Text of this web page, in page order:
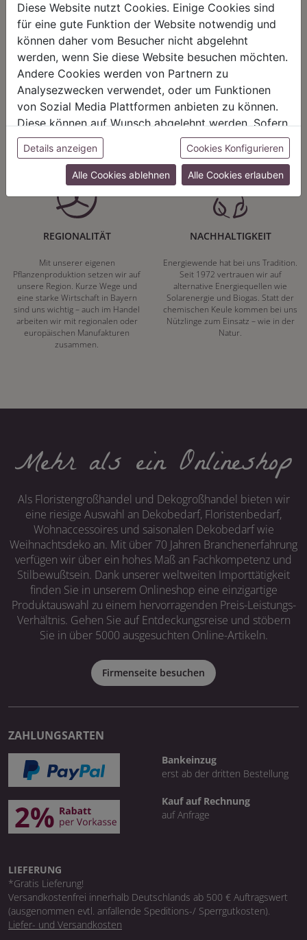
HARMONIE
Unser Sortiment steht für ein
positives Lebensgefühl. Wir
schenken natürliche, stilvolle
Momente für harmonische Stunden
zu Hause – den Ort, an dem
Menschen sich geborgen fühlen und
positive Energie schöpfen.
FAIRNESS
Nicht immer ist der günstigste Preis
auch ein guter Preis. Wir handeln
fair – im Hinblick auf unsere
Kalkulation, angemessene
Entlohnung und unsere
nachhaltigen, gewachsenen
Geschäftsbeziehungen.
REGIONALITÄT
Mit unserer eigenen
Pflanzenproduktion setzen wir auf
unsere Region. Kurze Wege und
eine starke Wirtschaft in Bayern
sind uns wichtig – auch im Handel
arbeiten wir mit regionalen oder
europäischen Manufakturen
zusammen.
NACHHALTIGKEIT
Energiewende hat bei uns Tradition.
Seit 1972 vertrauen wir auf
alternative Energiequellen wie
Solarenergie und Biogas. Statt der
chemischen Keule kommen bei uns
Nützlinge zum Einsatz – wie in der
Natur.
Mehr als ein Onlineshop
Als Floristengroßhandel und Dekogroßhandel bieten wir
eine riesige Auswahl an Dekobedarf, Floristenbedarf,
Wohnaccessoires und saisonalen Dekobedarf wie
Weihnachtsdeko an. Mit über 70 Jahren Branchenerfahrung
verfügen wir über ein hohes Maß an Fachkompetenz und
Stilbewußtsein. Dank unserer weltweiten Importtätigkeit
finden Sie in unserem Onlineshop eine einzigartige
Produktauswahl zu einem hervorragenden Preis-Leistungs-
Verhältnis. Gehen Sie auf Entdeckungsreise und stöbern
Sie in über 5000 ausgesuchten Online-Artikeln.
Firmenseite besuchen
ZAHLUNGSARTEN
Bankeinzug
erst ab der dritten Bestellung
Kauf auf Rechnung
auf Anfrage
LIEFERUNG
*Gratis Lieferung!
Versandkostenfrei innerhalb Deutschlands ab 500 € Auftragswert
(ausgenommen evtl. anfallende Speditions-/ Sperrgutkosten).
Liefer- und Versandkosten
Diese Website nutzt Cookies. Einige Cookies sind
für eine gute Funktion der Website notwendig und
können daher vom Besucher nicht abgelehnt
werden, wenn Sie diese Website besuchen möchten.
Andere Cookies werden von Partnern zu
Analysezwecken verwendet, oder um Funktionen
von Sozial Media Plattformen anbieten zu können.
Diese können auf Wunsch abgelehnt werden. Sofern
sie unsere Webseite weiter nutzen, geben Sie
Einwilligung zu unseren Cookies.
Details anzeigen Cookies Konfigurieren
Alle Cookies ablehnen Alle Cookies erlauben